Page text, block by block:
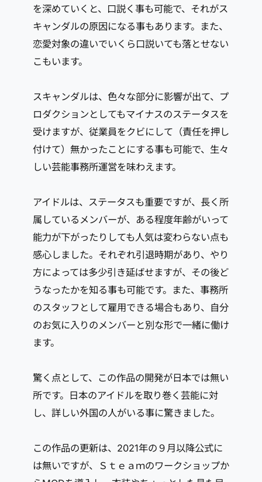
を深めていくと、口説く事も可能で、それがス
キャンダルの原因になる事もあります。また、
恋愛対象の違いでいくら口説いても落とせない
こもいます。
スキャンダルは、色々な部分に影響が出て、プ
ロダクションとしてもマイナスのステータスを
受けますが、従業員をクビにして（責任を押し
付けて）無かったことにする事も可能で、生々
しい芸能事務所運営を味わえます。
アイドルは、ステータスも重要ですが、長く所
属しているメンバーが、ある程度年齢がいって
能力が下がったりしても人気は変わらない点も
感心しました。それぞれ引退時期があり、やり
方によっては多少引き延ばせますが、その後ど
うなったかを知る事も可能です。また、事務所
のスタッフとして雇用できる場合もあり、自分
のお気に入りのメンバーと別な形で一緒に働け
ます。
驚く点として、この作品の開発が日本では無い
所です。日本のアイドルを取り巻く芸能に対
し、詳しい外国の人がいる事に驚きました。
この作品の更新は、2021年の９月以降公式に
は無いですが、Ｓｔｅａｍのワークショップか